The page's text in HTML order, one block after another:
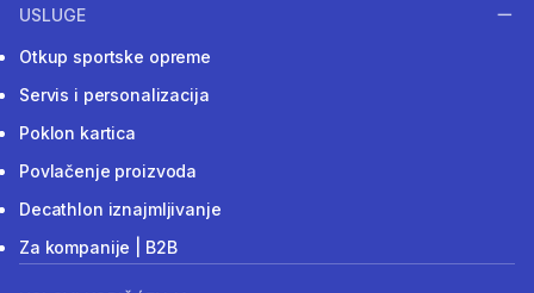
USLUGE
Otkup sportske opreme
Servis i personalizacija
Poklon kartica
Povlačenje proizvoda
Decathlon iznajmljivanje
Za kompanije | B2B